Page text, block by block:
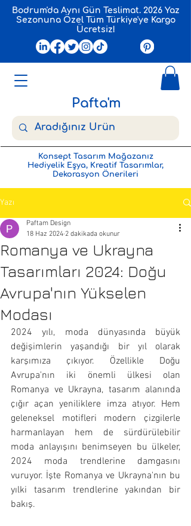
Pafta'm
Bodrum'da Aynı Gün Teslimat. 2026 Yaz
Sezonuna Özel Tüm Türkiye'ye Kargo
Ücretsiz!
Konsept Tasarım Mağazanız
Hediyelik Eşya, Kreatif Tasarımlar,
Dekorasyon Önerileri
Yazı
Romanya ve Ukrayna
Tasarımları 2024: Doğu
Avrupa'nın Yükselen
Modası
Paftam Design
18 Haz 2024 2 dakikada okunur
2024 yılı, moda dünyasında büyük
değişimlerin yaşandığı bir yıl olarak
karşımıza çıkıyor. Özellikle Doğu
Avrupa'nın iki önemli ülkesi olan
Romanya ve Ukrayna, tasarım alanında
çığır açan yeniliklere imza atıyor. Hem
geleneksel motifleri modern çizgilerle
harmanlayan hem de sürdürülebilir
moda anlayışını benimseyen bu ülkeler,
2024 moda trendlerine damgasını
vuruyor. İşte Romanya ve Ukrayna'nın bu
yılki tasarım trendlerine yakından bir
bakış.